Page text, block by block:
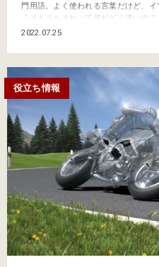
門用語。よく使われる言葉だけど、
「そもそもそれって何がどう凄いの
更聞けないし。そんなキーワードをわ
リッパークラッチ』だ。 そもそも『
2022.07.25
役立ち情報